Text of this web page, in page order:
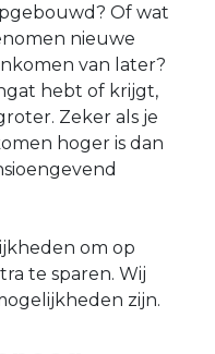
Of wat
nieuwe
van later?
hebt of krijgt,
Zeker als je
hoger is dan
om op
te sparen. Wij
zijn.